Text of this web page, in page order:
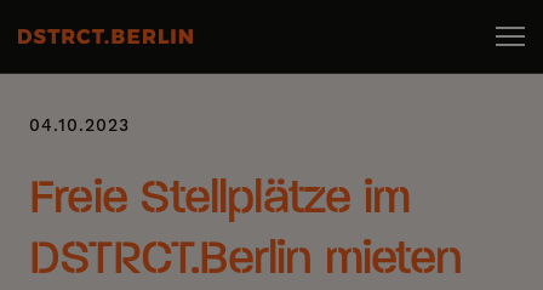
04.10.2023
Freie Stellplätze im
DSTRCT.Berlin mieten